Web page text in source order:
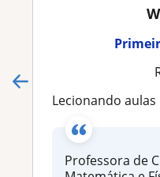
lecionando aulas
Professora de